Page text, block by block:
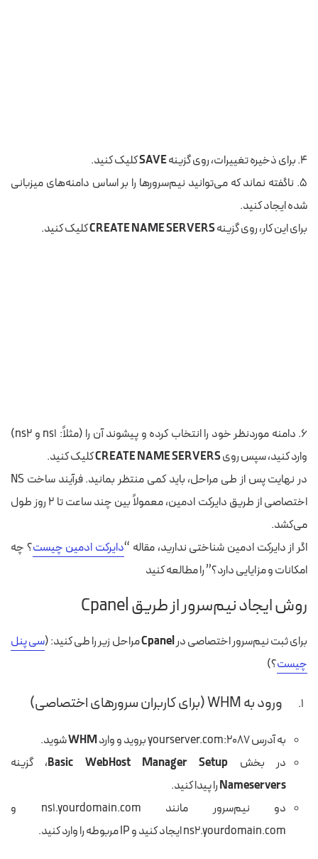
۴. برای ذخیره تغییرات، روی گزینه SAVEکلیک کنید.
۵. ناگفته نماند که می‌توانید نیم‌سرورها را بر اساس دامنه‌های میزبانی
شده ایجاد کنید.
برای این کار، روی گزینهCREATE NAME SERVERSکلیک کنید.
۶. دامنه موردنظر خود را انتخاب کرده و پیشوند آن را (مثلاً: ns1 و ns2
)
وارد کنید، سپس رویCREATE NAME SERVERSکلیک کنید.
در نهایت پس از طی مراحل، باید کمی منتظر بمانید. فرآیند ساخت NS
اختصاصی از طریق دایرکت ادمین، معمولاً بین چند ساعت تا ۲ روز طول
می‌کشد.
اگر از دایرکت ادمین شناختی ندارید، مقاله “دایرکت ادمین چیست؟ چه
امکانات و مزایایی دارد؟” را مطالعه کنید
روش ایجاد نیم‌سرور از طریق Cpanel
برای ثبت نیم‌سرور اختصاصی درCpanelمراحل زیر را طی کنید: (سی پنل
چیست؟)
ورود به WHM (برای کاربران سرورهای اختصاصی)
به آدرس yourserver.com:2087 بروید و وارد WHMشوید.
در بخش Basic WebHost Manager Setup، گزینه
Nameserversرا پیدا کنید.
دو نیم‌سرور مانند ns1.yourdomain.com و
ns2.yourdomain.com ایجاد کنید و IP مربوطه را وارد کنید.